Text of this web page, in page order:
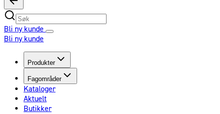
Bli ny kunde
Bli ny kunde
Produkter
Fagområder
Kataloger
Aktuelt
Butikker